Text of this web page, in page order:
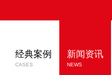
经典案例
CASES
新闻资讯
NEWS